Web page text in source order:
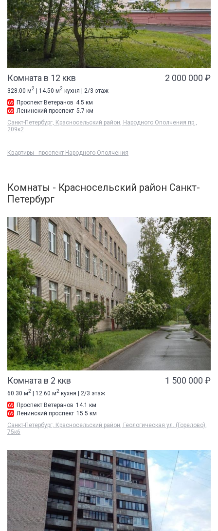
Комната в 12 ккв 2 000 000 ₽
328.00 м2 | 14.50 м2 кухня | 2/3 этаж
Проспект Ветеранов 4.5 км
Ленинский проспект 5.7 км
Санкт-Петербург, Красносельский район, Народного Ополчения пр.,
209к2
Квартиры - проспект Народного Ополчения
Комнаты - Красносельский район Санкт-
Петербург
Комната в 2 ккв 1 500 000 ₽
60.30 м2 | 12.60 м2 кухня | 2/3 этаж
Проспект Ветеранов 14.1 км
Ленинский проспект 15.5 км
Санкт-Петербург, Красносельский район, Геологическая ул. (Горелово),
75к6